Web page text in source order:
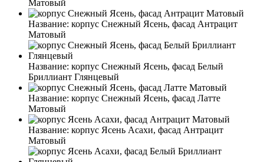
Матовый
Название: корпус Снежный Ясень, фасад Антрацит
Матовый
Название: корпус Снежный Ясень, фасад Белый
Бриллиант Глянцевый
Название: корпус Снежный Ясень, фасад Латте
Матовый
Название: корпус Ясень Асахи, фасад Антрацит
Матовый